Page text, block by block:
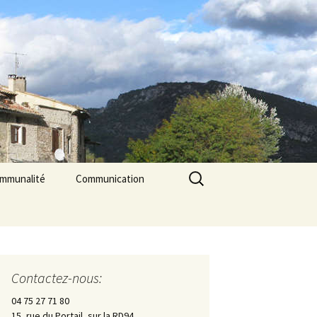
Communication
Les Pilles dans la presse
Rechercher :
Contactez-nous:
04 75 27 71 80